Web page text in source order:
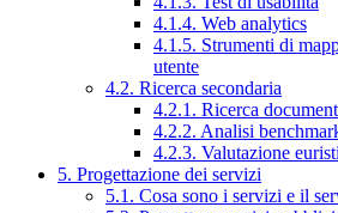
4.1.4. Web analytics
4.1.5. Strumenti di
utente
4.2. Ricerca secondaria
4.2.1. Ricerca
4.2.2. Analisi
4.2.3. Valutazione
5. Progettazione dei servizi
5.1. Cosa sono i servizi e il